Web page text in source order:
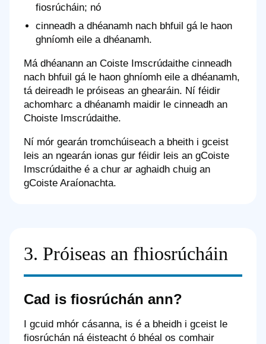
fiosrúcháin; nó
cinneadh a dhéanamh nach bhfuil gá le haon
ghníomh eile a dhéanamh.
Má dhéanann an Coiste Imscrúdaithe cinneadh
nach bhfuil gá le haon ghníomh eile a dhéanamh,
tá deireadh le próiseas an ghearáin. Ní féidir
achomharc a dhéanamh maidir le cinneadh an
Choiste Imscrúdaithe.
Ní mór gearán tromchúiseach a bheith i gceist
leis an ngearán ionas gur féidir leis an gCoiste
Imscrúdaithe é a chur ar aghaidh chuig an
gCoiste Araíonachta.
3. Próiseas an fhiosrúcháin
Cad is fiosrúchán ann?
I gcuid mhór cásanna, is é a bheidh i gceist le
fiosrúchán ná éisteacht ó bhéal os comhair